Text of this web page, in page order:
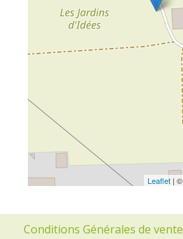
Leaflet | ©
Conditions Générales de vente